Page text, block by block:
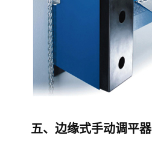
五、边缘式手动调平器